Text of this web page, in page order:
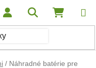
Hľadať
/ Náhradné batérie pre